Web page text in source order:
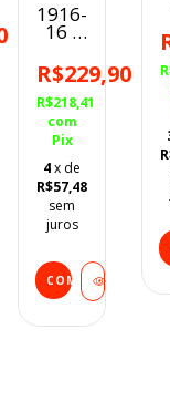
1916-
16 -
Calça
Masculina
Minuty
100%ALGODÃO
Americana
Reta
R$229,90
R$218,41
com
Pix
4x de
R$57,48
sem
juros
COMPRAR